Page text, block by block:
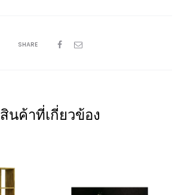
SHARE
สินค้าที่เกี่ยวข้อง